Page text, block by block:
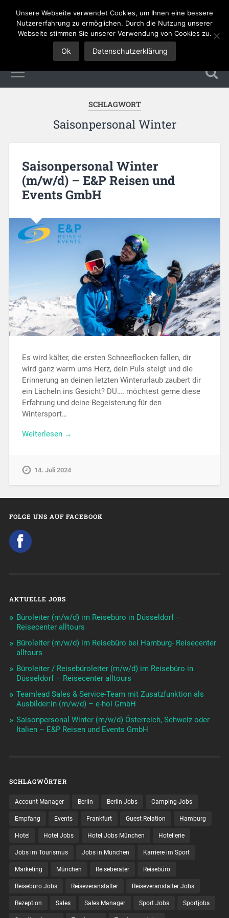
Tourismus Jobs
SCHLAGWORT
Saisonpersonal Winter
Saisonpersonal Winter
(m/w/d) – E&P Reisen und
Events GmbH
Es wird kälter, die ersten Schneeflocken fallen, dir
wird ganz warm ums Herz, dein Puls steigt und die
Erinnerung an deinen letzten Winterurlaub zaubert dir
ein Lächeln ins Gesicht? DU…. möchtest gerne diese
Erfahrung und deine Begeisterung für den
Wintersport…
Weiterlesen →
14. Juli 2024
FOLGE UNS AUF FACEBOOK
AKTUELLE JOBS
Büroleiter (m/w/d) im Reisebüro in Düsseldorf –
Reisecenter alltours
Büroleiter (m/w/d) im Reisebüro bei Hamburg- Reisecenter
alltours
Büroleiter / Reisebüroleiter (m/w/d) im Reisebüro in
Düsseldorf – Reisecenter alltours
Teamlead Sales & Service-Team mit Zusatzfunktion als
Ausbilder:in (m/w/d) – e-hoi GmbH
Saisonpersonal Winter (m/w/d) Österreich, Schweiz oder
Italien – E&P Reisen und Events GmbH
SCHLAGWÖRTER
Account Manager Berlin Berlin Jobs Camping Jobs
Empfang Events Frankfurt Guest Relation Hamburg
Hotel Hotel Jobs Hotel Jobs München Hotellerie
Jobs im Tourismus Jobs in München Karriere im Sport
Marketing München Reiseberater Reisebüro
Reisebüro Jobs Reiseveranstalter Reiseveranstalter Jobs
Rezeption Sales Sales Manager Sport Jobs Sportjobs
Unsere Webseite verwendet Cookies, um Ihnen eine bessere
Nutzererfahrung zu ermöglichen. Durch die Nutzung unserer
Webseite stimmen Sie unserer Verwendung von Cookies zu.
Ok Datenschutzerklärung